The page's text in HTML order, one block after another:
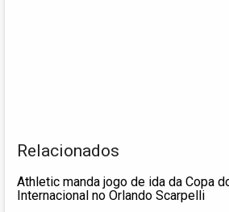
Relacionados
Athletic manda jogo de ida da Copa
Internacional no Orlando Scarpelli